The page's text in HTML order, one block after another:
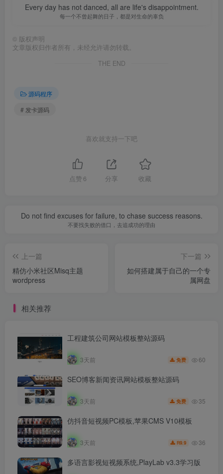
Every day has not danced, all are life's disappointment.
每一个不曾起舞的日子，都是对生命的辜负
© 版权声明
文章版权归作者所有，未经允许请勿转载。
THE END
源码程序
# 发卡源码
喜欢就支持一下吧
点赞 6 分享 收藏
Do not find excuses for failure, to chase success reasons.
不要找失败的借口，去追成功的理由
上一篇
精仿小米社区Misq主题
wordpress
下一篇
如何搭建属于自己的一个专
属网盘
相关推荐
工程建筑公司网站模板整站源码
3天前 免费 60
SEO博客新闻资讯网站模板整站源码
3天前 免费 35
仿抖音短视频PC模板,苹果CMS V10模板
3天前 R9.9 36
多语言影视短视频系统,PlayLab v3.3学习版